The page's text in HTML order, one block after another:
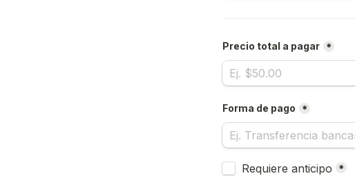
Precio total a pagar *
Forma de pago *
Untitled checkboxes field
Requiere anticipo *